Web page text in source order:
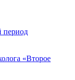
период
«Второе